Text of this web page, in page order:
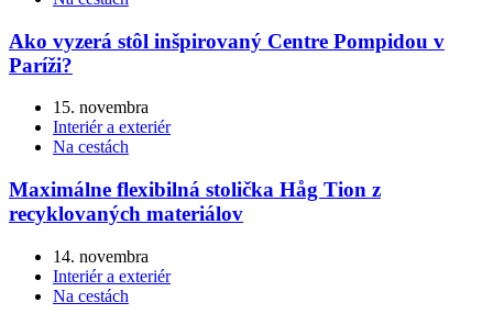
Ako vyzerá stôl inšpirovaný Centre Pompidou v
Paríži?
15. novembra
Interiér a exteriér
Na cestách
Maximálne flexibilná stolička Håg Tion z
recyklovaných materiálov
14. novembra
Interiér a exteriér
Na cestách